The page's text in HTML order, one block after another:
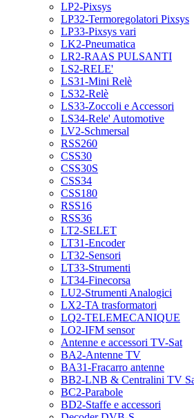
LP2-Pixsys
LP32-Termoregolatori Pixsys
LP33-Pixsys vari
LK2-Pneumatica
LR2-RAAS PULSANTI
LS2-RELE'
LS31-Mini Relè
LS32-Relè
LS33-Zoccoli e Accessori
LS34-Rele' Automotive
LV2-Schmersal
RSS260
CSS30
CSS30S
CSS34
CSS180
RSS16
RSS36
LT2-SELET
LT31-Encoder
LT32-Sensori
LT33-Strumenti
LT34-Finecorsa
LU2-Strumenti Analogici
LX2-TA trasformatori
LQ2-TELEMECANIQUE
LO2-IFM sensor
Antenne e accessori TV-Sat
BA2-Antenne TV
BA31-Fracarro antenne
BB2-LNB & Centralini TV
BC2-Parabole
BD2-Staffe e accessori